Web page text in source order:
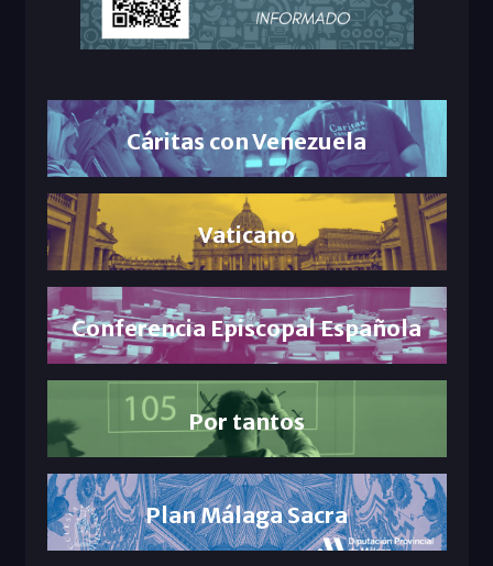
Cáritas con Venezuela
Vaticano
Conferencia Episcopal Española
Por tantos
Plan Málaga Sacra